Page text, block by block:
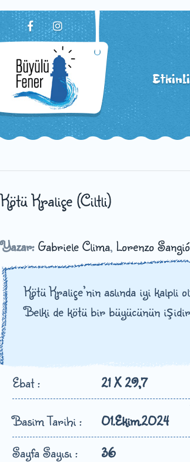
Kötü Kraliçe (Ciltli)
Yazar:Gabriele Clima, Lorenzo Sangió
Kötü Kraliçe’nin aslında iyi kalpli
Belki de kötü bir büyücünün
Ebat : 21 X 29,7
Basim Tarihi :
01.Ekim.2024
Sayfa Sayısı :
36